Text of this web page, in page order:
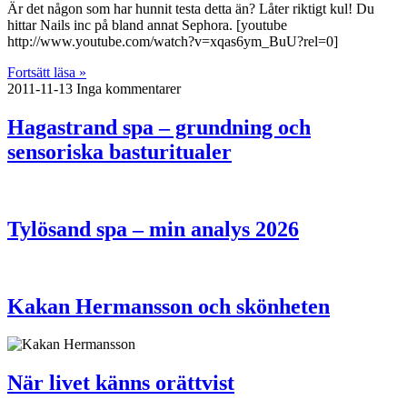
Är det någon som har hunnit testa detta än? Låter riktigt kul! Du
hittar Nails inc på bland annat Sephora. [youtube
http://www.youtube.com/watch?v=xqas6ym_BuU?rel=0]
Fortsätt läsa »
2011-11-13 Inga kommentarer
Hagastrand spa – grundning och
sensoriska basturitualer
Tylösand spa – min analys 2026
Kakan Hermansson och skönheten
När livet känns orättvist